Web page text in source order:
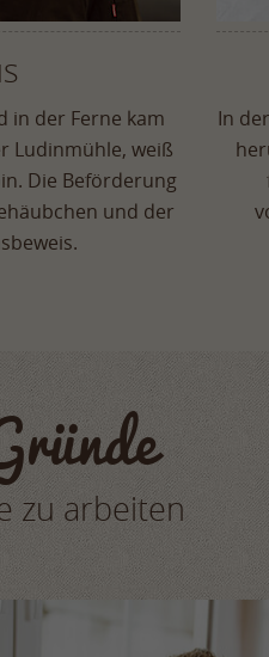
in der Ferne kam
Ludinmühle, weiß
Die Beförderung
und der
In
zu arbeiten